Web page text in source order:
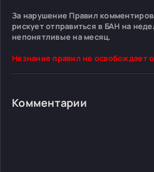
За нарушение Правил
рискует отправиться в БАН на
непонятливые на месяц.
Незнание правил не освобождает
Комментарии